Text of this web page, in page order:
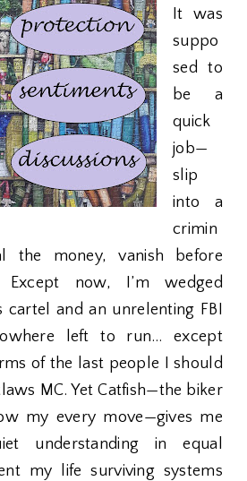
It was
suppo
sed to
be a
quick
job—
slip
into a
crimin
the money, vanish before
Except now, I’m wedged
cartel and an unrelenting FBI
left to run… except
of the last people I should
MC. Yet Catfish—the biker
my every move—gives me
understanding in equal
my life surviving systems